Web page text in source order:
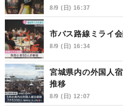
8/9 (日) 16:37
市バス路線ミライ
8/9 (日) 16:34
宮城県内の外国人
推移
8/9 (日) 12:07